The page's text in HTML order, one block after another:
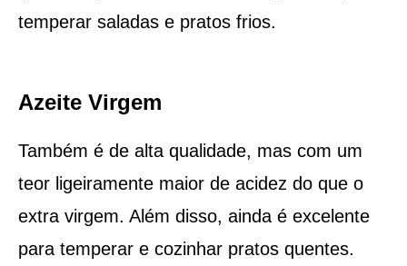
temperar saladas e pratos frios.
Azeite Virgem
Também é de alta qualidade, mas com um
teor ligeiramente maior de acidez do que o
extra virgem. Além disso, ainda é excelente
para temperar e cozinhar pratos quentes.